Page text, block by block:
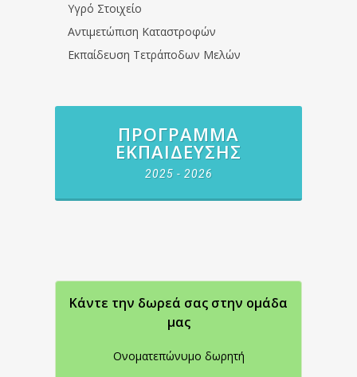
Υγρό Στοιχείο
Αντιμετώπιση Καταστροφών
Εκπαίδευση Τετράποδων Μελών
ΠΡΌΓΡΑΜΜΑ
ΕΚΠΑΊΔΕΥΣΗΣ
2025 - 2026
Κάντε την δωρεά σας στην oμάδα
μας
Ονοματεπώνυμο δωρητή